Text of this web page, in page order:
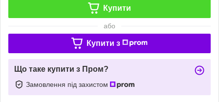
Купити
або
Купити з
Що таке купити з Пром?
Замовлення під захистом